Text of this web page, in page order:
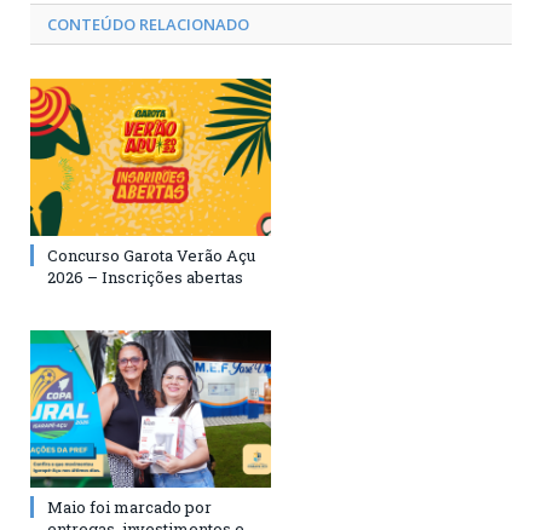
CONTEÚDO RELACIONADO
Concurso Garota Verão Açu
2026 – Inscrições abertas
Maio foi marcado por